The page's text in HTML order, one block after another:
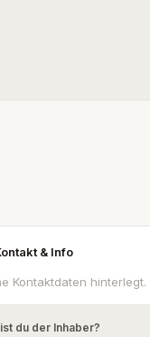
& Info
Kontaktdaten hinterlegt.
du der Inhaber?